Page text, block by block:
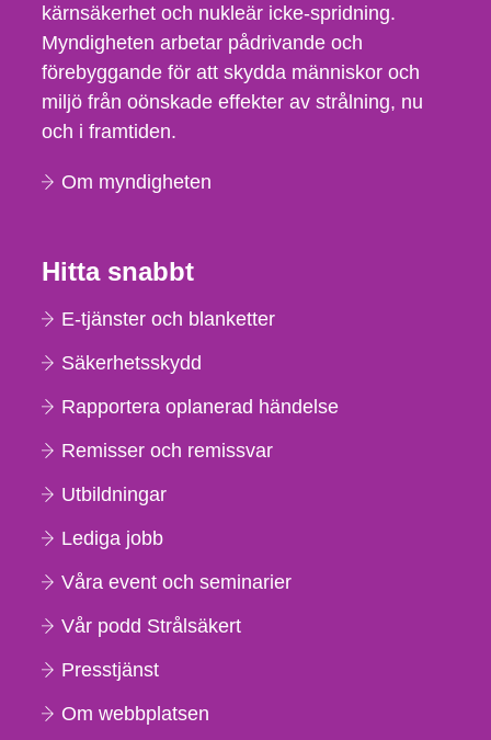
kärnsäkerhet och nukleär icke-spridning.
Myndigheten arbetar pådrivande och
förebyggande för att skydda människor och
miljö från oönskade effekter av strålning, nu
och i framtiden.
Om myndigheten
Hitta snabbt
E-tjänster och blanketter
Säkerhetsskydd
Rapportera oplanerad händelse
Remisser och remissvar
Utbildningar
Lediga jobb
Våra event och seminarier
Vår podd Strålsäkert
Presstjänst
Om webbplatsen